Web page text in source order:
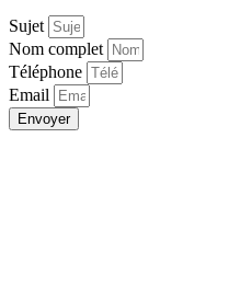
Sujet
Nom complet
Téléphone
Email
Envoyer